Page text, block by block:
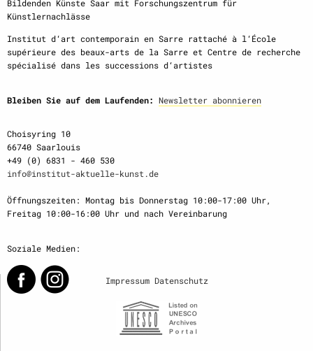
Bildenden Künste Saar mit Forschungszentrum für
Künstlernachlässe
Institut d‘art contemporain en Sarre rattaché à l‘École
supérieure des beaux-arts de la Sarre et Centre de recherche
spécialisé dans les successions d‘artistes
Bleiben Sie auf dem Laufenden: Newsletter abonnieren
Choisyring 10
66740 Saarlouis
+49 (0) 6831 - 460 530
info@institut-aktuelle-kunst.de
Öffnungszeiten: Montag bis Donnerstag 10:00-17:00 Uhr,
Freitag 10:00-16:00 Uhr und nach Vereinbarung
Soziale Medien:
Impressum Datenschutz